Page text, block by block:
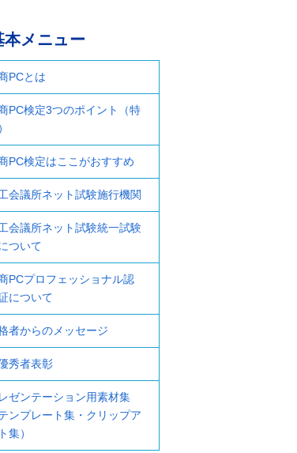
本メニュー
PCとは
PC検定3つのポイント（特
PC検定はここがおすすめ
会議所ネット試験施行機関
会議所ネット試験統一試験
ついて
PCプロフェッショナル認
について
者からのメッセージ
秀者表彰
ゼンテーション用素材集
テンプレート集・クリップア
集）